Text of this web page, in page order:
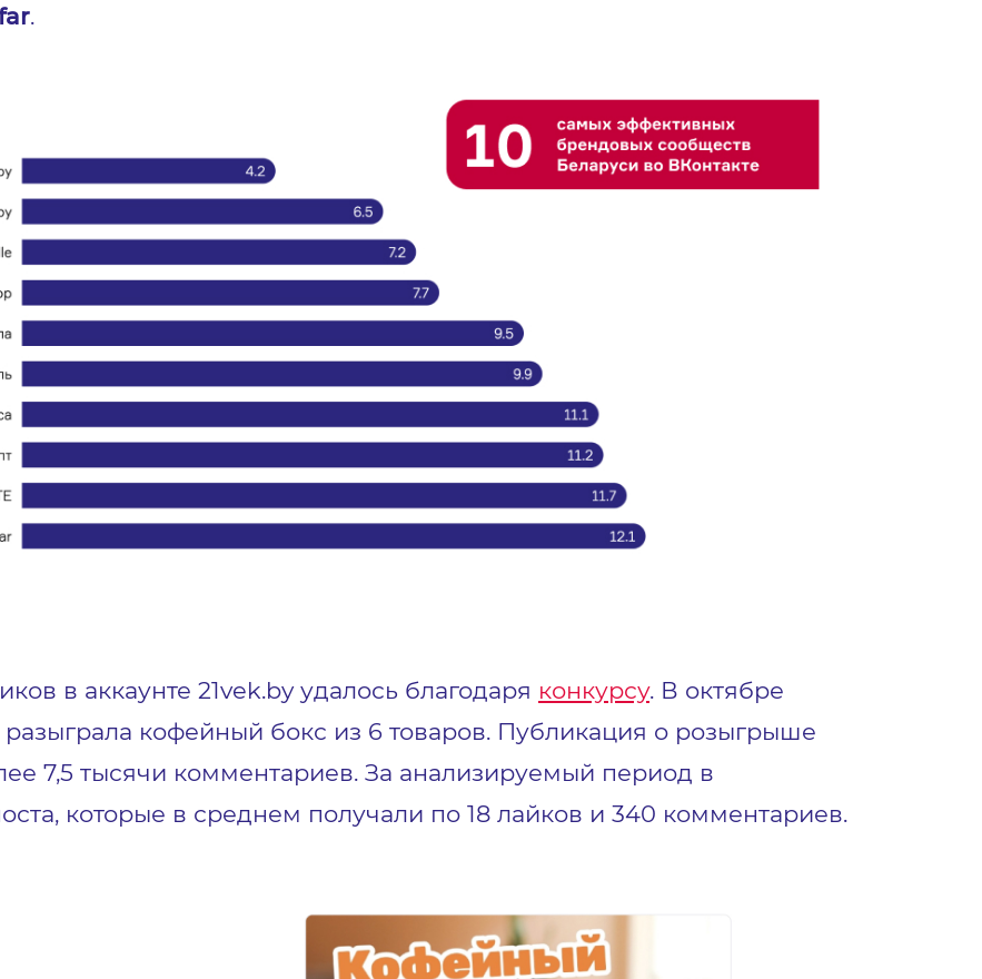
.
в аккаунте 21vek.by удалось благодаря конкурсу. В октябре
кофейный бокс из 6 товаров. Публикация о розыгрыше
7,5 тысячи комментариев. За анализируемый период в
которые в среднем получали по 18 лайков и 340 комментариев.